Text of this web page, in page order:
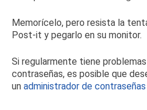
Memorícelo, pero resista la
Post-it y pegarlo en su monitor.
Si regularmente tiene
contraseñas, es posible que
un administrador de contraseñas